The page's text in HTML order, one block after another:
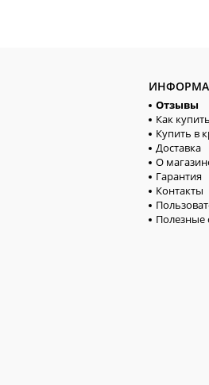
Отзывы
Как купить
Купить в
Доставка
О
Гарантия
Контакты
Полезные